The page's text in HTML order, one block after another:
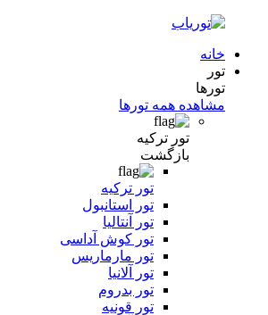
خانه
تور
تورها
مشاهده همه تورها
تور ترکیه
بازگشت
تور ترکیه
تور استانبول
تور آنتالیا
تور کوش آداسی
تور مارماریس
تور آلانیا
تور بدروم
تور قونیه